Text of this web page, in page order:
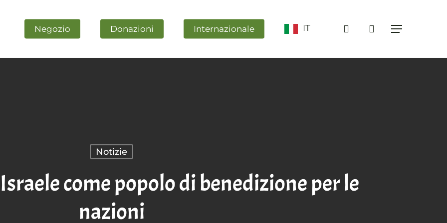
per chiuderla
Negozio Donazioni Internazionale IT ricerca Menu
Notizie
come popolo di benedizione per le
nazioni